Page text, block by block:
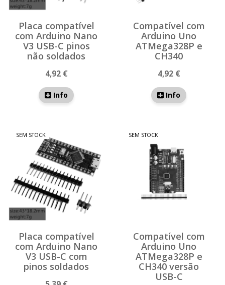
Placa compatível
com Arduino Nano
V3 USB-C pinos
não soldados
4,92 €
Info
Compatível com
Arduino Uno
ATMega328P e
CH340
4,92 €
Info
SEM STOCK
Placa compatível
com Arduino Nano
V3 USB-C com
pinos soldados
SEM STOCK
Compatível com
Arduino Uno
ATMega328P e
CH340 versão
USB-C